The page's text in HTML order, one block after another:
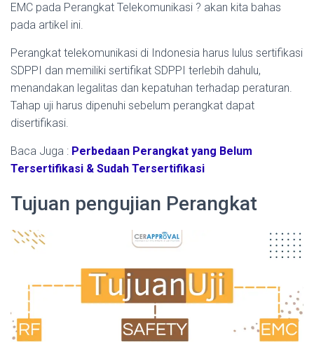
EMC pada Perangkat Telekomunikasi ? akan kita bahas
pada artikel ini.
Perangkat telekomunikasi di Indonesia harus lulus sertifikasi
SDPPI dan memiliki sertifikat SDPPI terlebih dahulu,
menandakan legalitas dan kepatuhan terhadap peraturan.
Tahap uji harus dipenuhi sebelum perangkat dapat
disertifikasi.
Baca Juga : Perbedaan Perangkat yang Belum
Tersertifikasi & Sudah Tersertifikasi
Tujuan pengujian Perangkat